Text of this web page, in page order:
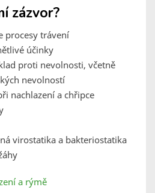
zázvor?
procesy trávení
účinky
proti nevolnosti, včetně
nevolností
nachlazení a chřipce
virostatika a bakteriostatika
a rýmě